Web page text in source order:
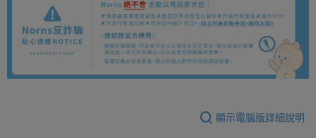
顯示電腦版詳細說明